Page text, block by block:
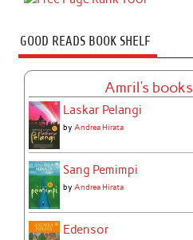
GOOD READS BOOK SHELF
Amril's books
Laskar Pelangi
byAndrea Hirata
Sang Pemimpi
byAndrea Hirata
Edensor